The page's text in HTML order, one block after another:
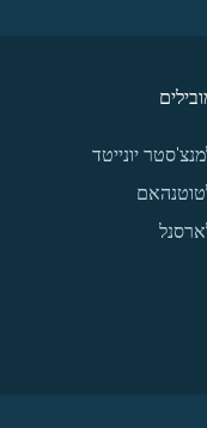
יונייטד